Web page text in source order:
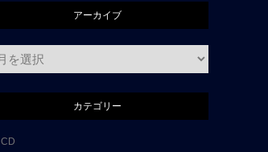
アーカイブ
カテゴリー
CD